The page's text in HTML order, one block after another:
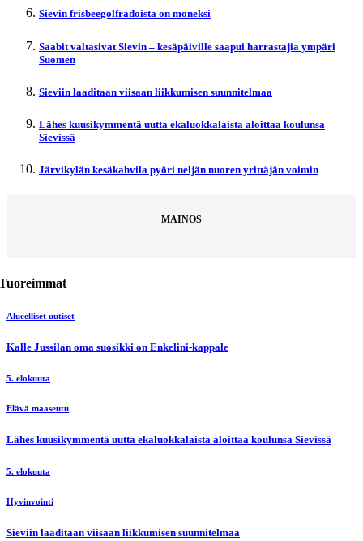
Sievin frisbeegolfradoista on moneksi
Saabit valtasivat Sievin – kesäpäiville saapui harrastajia ympäri
Suomen
Sieviin laaditaan viisaan liikkumisen suunnitelmaa
Lähes kuusikymmentä uutta ekaluokkalaista aloittaa koulunsa
Sievissä
Järvikylän kesäkahvila pyöri neljän nuoren yrittäjän voimin
MAINOS
Alueelliset uutiset
Kalle Jussilan oma suosikki on Enkelini-kappale
5. elokuuta
Elävä maaseutu
Lähes kuusikymmentä uutta ekaluokkalaista aloittaa koulunsa Sievissä
5. elokuuta
Hyvinvointi
Sieviin laaditaan viisaan liikkumisen suunnitelmaa